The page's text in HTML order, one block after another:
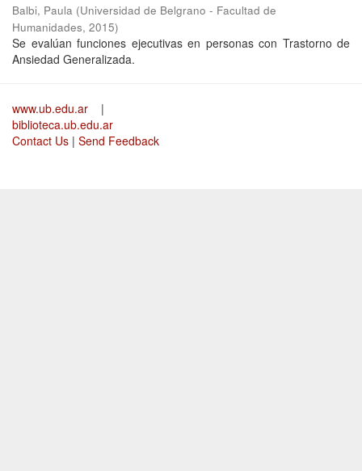
Balbi, Paula (Universidad de Belgrano - Facultad de
Humanidades, 2015)
Se evalúan funciones ejecutivas en personas con Trastorno de
Ansiedad Generalizada.
www.ub.edu.ar
|
biblioteca.ub.edu.ar
Contact Us | Send Feedback